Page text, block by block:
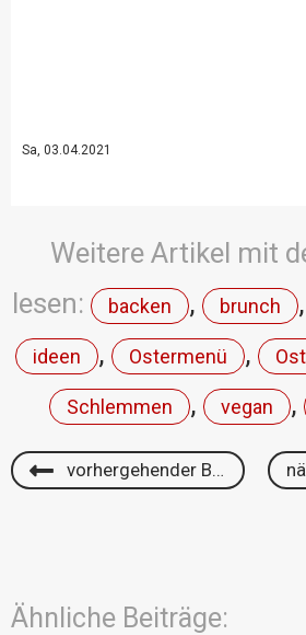
Sa, 03.04.2021
Weitere Artikel mit
lesen:
backen , brunch ,
ideen , Ostermenü ,
Schlemmen , vegan ,
vorhergehender Beitrag
Ähnliche Beiträge: